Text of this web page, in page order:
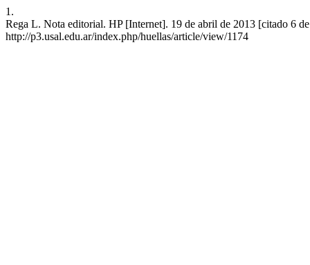
1.
Rega L. Nota editorial. HP [Internet]. 19 de abril de 2013 [citado 6
http://p3.usal.edu.ar/index.php/huellas/article/view/1174